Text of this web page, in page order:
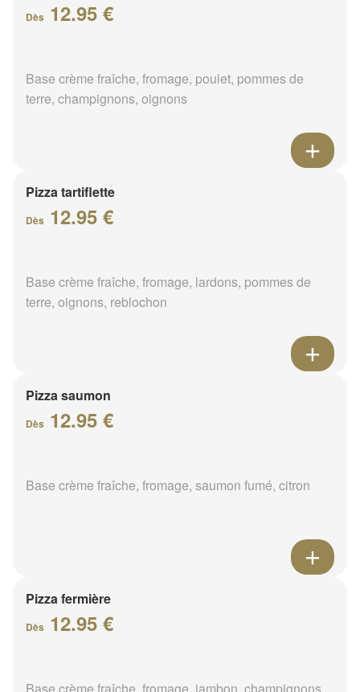
Dès 12.95 €
Base crème fraîche, fromage, poulet, pommes de
terre, champignons, oignons
Pizza tartiflette
Dès 12.95 €
Base crème fraîche, fromage, lardons, pommes de
terre, oignons, reblochon
Pizza saumon
Dès 12.95 €
Base crème fraîche, fromage, saumon fumé, citron
Pizza fermière
Dès 12.95 €